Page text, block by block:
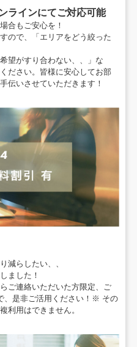
ラインにてご対応可能
合もご安心を！
ので、
「エリアをどう絞った
望がすり合わない、、」 な
ださい。 皆様に安心してお部
伝いさせていただきます！
減らしたい、、
ました！
ご連絡いただいた方限定、
ご
是非ご活用ください！ ※ その
利用はできません。